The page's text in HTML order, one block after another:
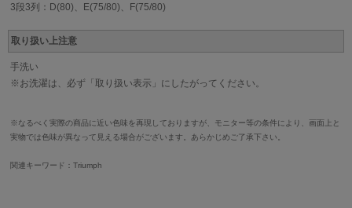
3段3列：D(80)、E(75/80)、F(75/80)
取り扱い上注意
手洗い
※お洗濯は、必ず「取り扱い表示」にしたがってください。
※なるべく実際の商品に近い色味を再現しておりますが、モニター等の条件により、画面上と
実物では色味が異なって見える場合がございます。あらかじめご了承下さい。
関連キーワード：Triumph